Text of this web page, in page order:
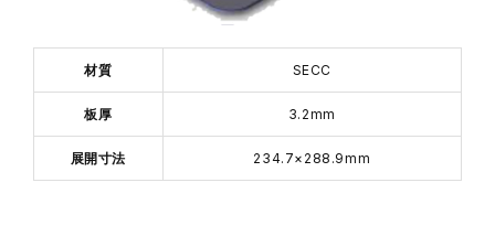
材質 SECC
板厚 3.2mm
展開寸法 234.7×288.9mm